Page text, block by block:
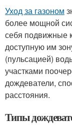
Уход за газоном
более мощной
себя подвижные
доступную им
(пульсацией)
участками
дождеватели,
расстояния.
Типы